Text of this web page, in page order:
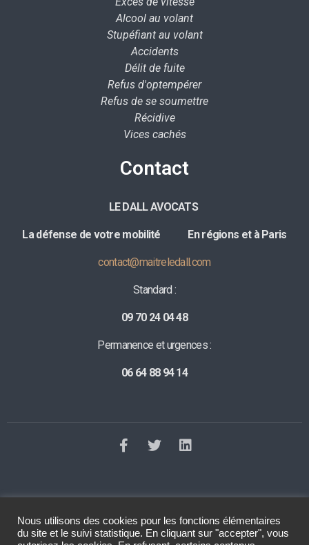
Alcool au volant
Stupéfiant au volant
Accidents
Délit de fuite
Refus d'optempérer
Refus de se soumettre
Récidive
Vices cachés
Contact
LE DALL AVOCATS
La défense de votre mobilité En régions et à Paris
contact@maitreledall.com
Standard :
09 70 24 04 48
Permanence et urgences :
06 64 88 94 14
©2023 Tous droits réservés Le Dall Avocat . Réalisation
Raphaelle
Nous utilisons des cookies pour les fonctions élémentaires
du site et le suivi statistique. En cliquant sur "accepter", vous